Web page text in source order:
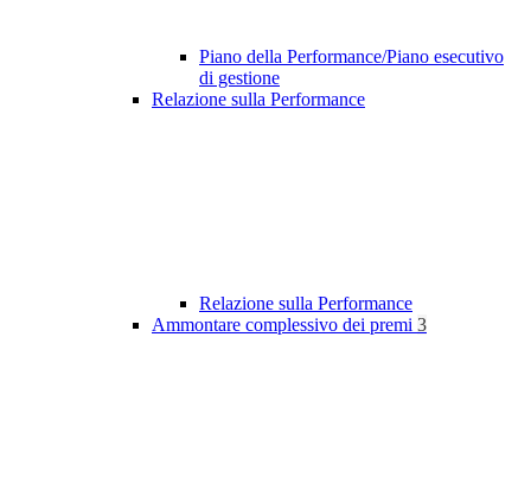
Piano della Performance/Piano esecutivo
di gestione
Relazione sulla Performance
Relazione sulla Performance
Ammontare complessivo dei premi 3